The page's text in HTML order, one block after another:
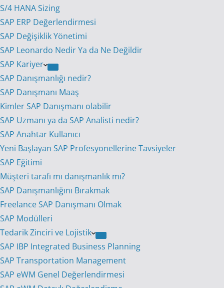
S/4 HANA Sizing
SAP ERP Değerlendirmesi
SAP Değişiklik Yönetimi
SAP Leonardo Nedir Ya da Ne Değildir
SAP Kariyer
SAP Danışmanlığı nedir?
SAP Danışmanı Maaş
Kimler SAP Danışmanı olabilir
SAP Uzmanı ya da SAP Analisti nedir?
SAP Anahtar Kullanıcı
Yeni Başlayan SAP Profesyonellerine Tavsiyeler
SAP Eğitimi
Müşteri tarafı mı danışmanlık mı?
SAP Danışmanlığını Bırakmak
Freelance SAP Danışmanı Olmak
SAP Modülleri
Tedarik Zinciri ve Lojistik
SAP IBP Integrated Business Planning
SAP Transportation Management
SAP eWM Genel Değerlendirmesi